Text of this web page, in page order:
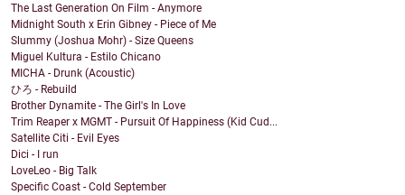
The Last Generation On Film - Anymore
Midnight South x Erin Gibney - Piece of Me
Slummy (Joshua Mohr) - Size Queens
Miguel Kultura - Estilo Chicano
MICHA - Drunk (Acoustic)
ひろ - Rebuild
Brother Dynamite - The Girl's In Love
Trim Reaper x MGMT - Pursuit Of Happiness (Kid Cud...
Satellite Citi - Evil Eyes
Dici - I run
LoveLeo - Big Talk
Specific Coast - Cold September